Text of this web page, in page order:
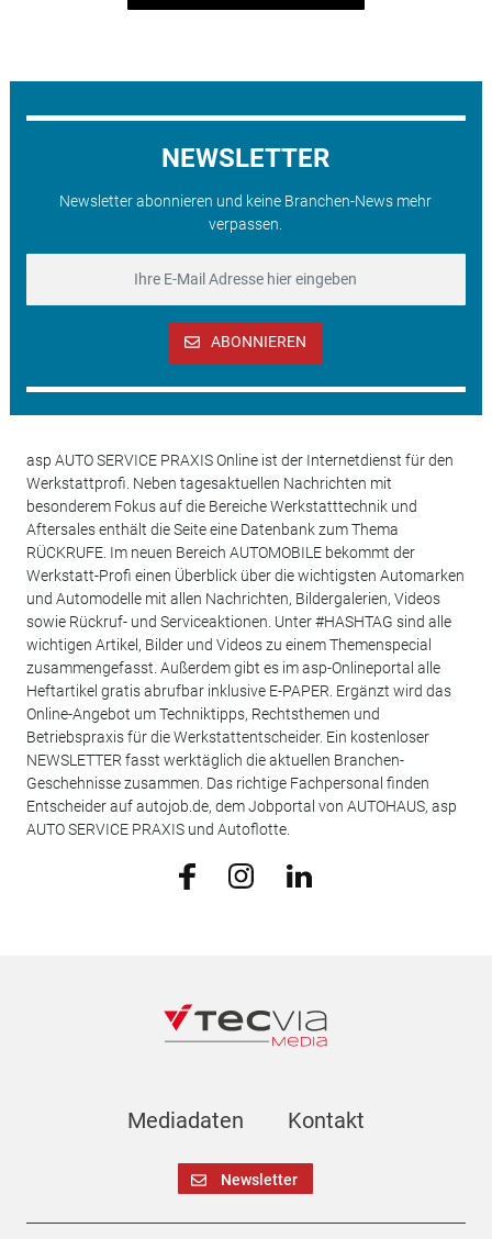
NEWSLETTER
Newsletter abonnieren und keine Branchen-News mehr
verpassen.
ABONNIEREN
asp AUTO SERVICE PRAXIS Online ist der Internetdienst für den
Werkstattprofi. Neben tagesaktuellen Nachrichten mit
besonderem Fokus auf die Bereiche Werkstatttechnik und
Aftersales enthält die Seite eine Datenbank zum Thema
RÜCKRUFE. Im neuen Bereich AUTOMOBILE bekommt der
Werkstatt-Profi einen Überblick über die wichtigsten Automarken
und Automodelle mit allen Nachrichten, Bildergalerien, Videos
sowie Rückruf- und Serviceaktionen. Unter #HASHTAG sind alle
wichtigen Artikel, Bilder und Videos zu einem Themenspecial
zusammengefasst. Außerdem gibt es im asp-Onlineportal alle
Heftartikel gratis abrufbar inklusive E-PAPER. Ergänzt wird das
Online-Angebot um Techniktipps, Rechtsthemen und
Betriebspraxis für die Werkstattentscheider. Ein kostenloser
NEWSLETTER fasst werktäglich die aktuellen Branchen-
Geschehnisse zusammen. Das richtige Fachpersonal finden
Entscheider auf autojob.de, dem Jobportal von AUTOHAUS, asp
AUTO SERVICE PRAXIS und Autoflotte.
Mediadaten Kontakt
Newsletter